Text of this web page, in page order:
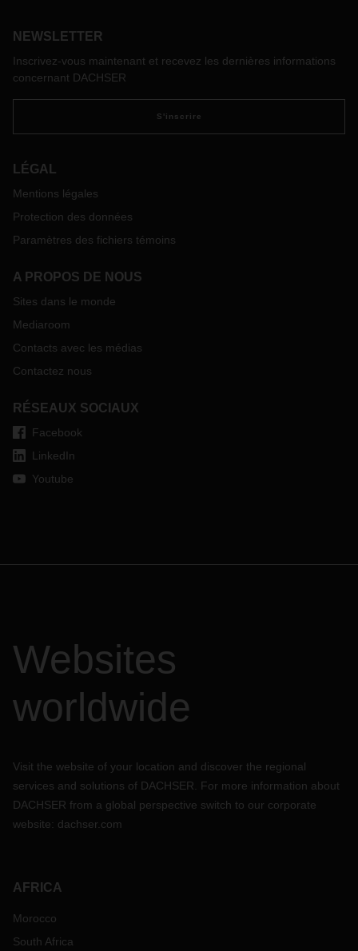
NEWSLETTER
Inscrivez-vous maintenant et recevez les dernières informations
concernant DACHSER
S'inscrire
LÉGAL
Mentions légales
Protection des données
Paramètres des fichiers témoins
A PROPOS DE NOUS
Sites dans le monde
Mediaroom
Contacts avec les médias
Contactez nous
RÉSEAUX SOCIAUX
Facebook
LinkedIn
Youtube
Websites
worldwide
Visit the website of your location and discover the regional
services and solutions of DACHSER. For more information about
DACHSER from a global perspective switch to our corporate
website: dachser.com
AFRICA
Morocco
South Africa